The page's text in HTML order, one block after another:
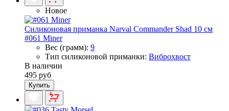
Новое
Силиконовая приманка Narval Commander Shad 10 см
#061 Miner
Вес (грамм): 9
Тип силиконовой приманки: Виброхвост
В наличии
495 руб
Купить